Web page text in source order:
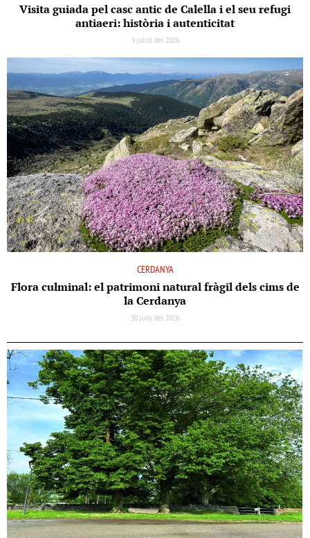
Visita guiada pel casc antic de Calella i el seu refugi
antiaeri: història i autenticitat
3 juliol del 2026
CERDANYA
Flora culminal: el patrimoni natural fràgil dels cims de
la Cerdanya
30 juny del 2026